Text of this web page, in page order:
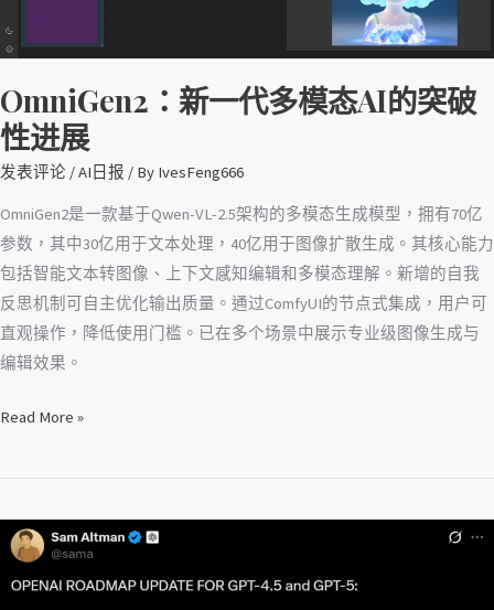
OmniGen2：新一代多模态AI的突破
性进展
发表评论 /AI日报 / By IvesFeng666
OmniGen2是一款基于Qwen-VL-2.5架构的多模态生成模型，拥有70亿
参数，其中30亿用于文本处理，40亿用于图像扩散生成。其核心能力
包括智能文本转图像、上下文感知编辑和多模态理解。新增的自我
反思机制可自主优化输出质量。通过ComfyUI的节点式集成，用户可
直观操作，降低使用门槛。已在多个场景中展示专业级图像生成与
编辑效果。
破
性
进
展
Read More »
GPT-
来